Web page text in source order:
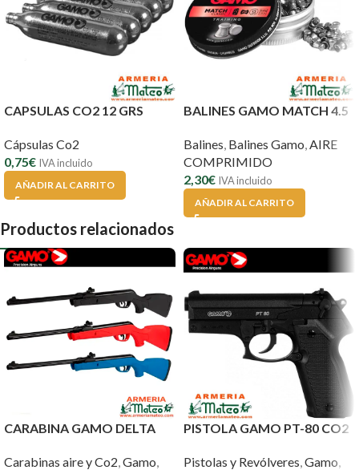
CAPSULAS CO2 12 GRS
Cápsulas Co2
0,75€ IVA incluido
AÑADIR AL CARRITO
BALINES GAMO MATCH 4.5
Balines Balines Gamo AIRE
COMPRIMIDO
2,30€ IVA incluido
AÑADIR AL CARRITO
Productos relacionados
CARABINA GAMO DELTA
Carabinas aire y Co2 Gamo
PISTOLA GAMO PT-80 CO2
Pistolas y Revólveres Gamo